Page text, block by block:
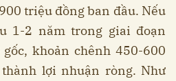
triệu đồng ban đầu. Nếu
1-2 năm trong giai đoạn
khoản chênh 450-600
lợi nhuận ròng. Như